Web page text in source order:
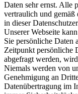
Daten sehr ernst. Alle
vertraulich und gemäß
in dieser
Unserer Webseite
Sie persönliche Daten
Zeitpunkt persönliche
abgefragt werden,
Niemals werden von
Genehmigung an
Datenübertragung im